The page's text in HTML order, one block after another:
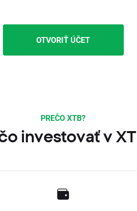
OTVORIŤ ÚČET
PREČO XTB?
investovať v